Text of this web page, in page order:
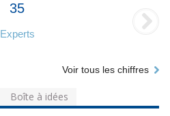
35
Experts
Voir tous les chiffres
Boîte à idées